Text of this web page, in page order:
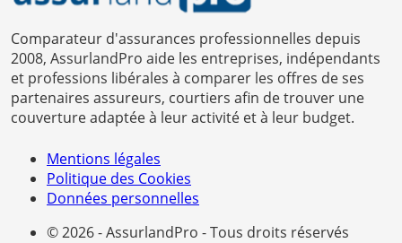
Comparateur d'assurances professionnelles depuis
2008, AssurlandPro aide les entreprises, indépendants
et professions libérales à comparer les offres de ses
partenaires assureurs, courtiers afin de trouver une
couverture adaptée à leur activité et à leur budget.
Mentions légales
Politique des Cookies
Données personnelles
© 2026 - AssurlandPro - Tous droits réservés